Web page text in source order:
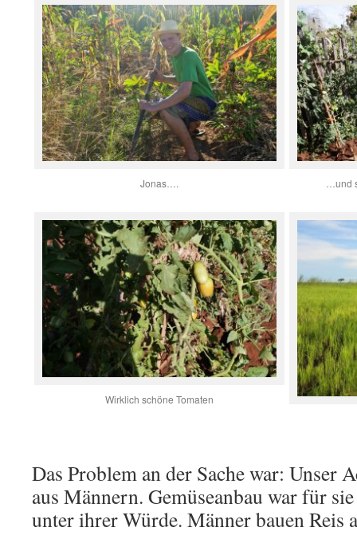
Jonas…. …und
Wirklich schöne Tomaten
Das Problem an der Sache war: Unser
aus Männern. Gemüseanbau war für
unter ihrer Würde. Männer bauen